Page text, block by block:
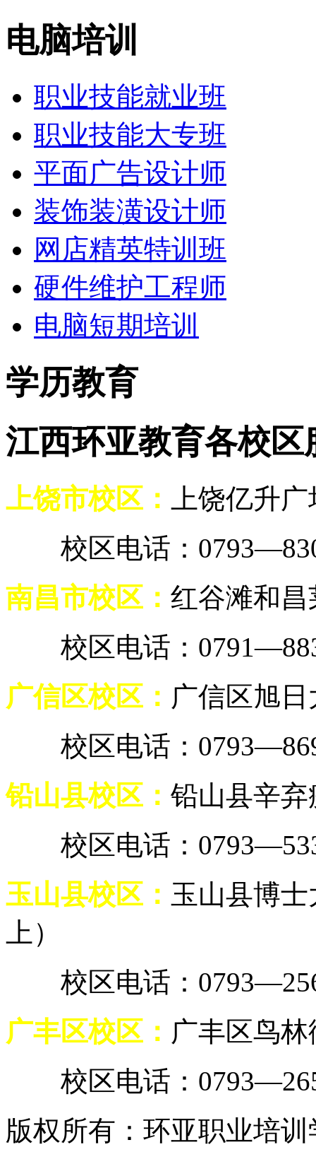
电脑培训
职业技能就业班
职业技能大专班
平面广告设计师
装饰装潢设计师
网店精英特训班
硬件维护工程师
电脑短期培训
学历教育
江西环亚教育各校区
上饶市校区：
上饶亿升
校区电话：
南昌市校区： 红谷滩和昌
校区电话：
广信区校区： 广信区旭
校区电话：
铅山县校区： 铅山县辛
校区电话：
玉山县校区： 玉山县博
上）
校区电话：
广丰区校区： 广丰区鸟
校区电话：
版权所有 ： 环亚职业培